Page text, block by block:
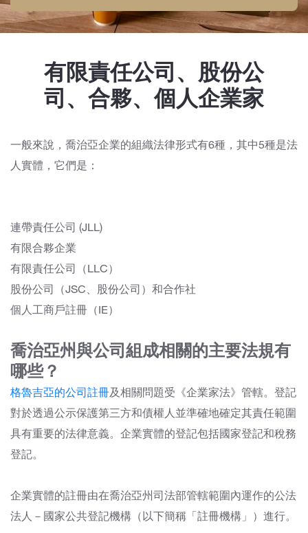
有限責任公司、股份公
司、合夥、個人企業家
一般來說，喬治亞企業的組織法律形式有6種，其中5種是法
人實體，它們是：
連帶責任公司 (JLL)
有限合夥企業
有限責任公司（LLC）
股份公司（JSC、股份公司）和合作社
個人工商戶註冊（IE）
喬治亞州與公司組成相關的主要法規有
哪些？
格魯吉亞的公司註冊及相關問題受《企業家法》管轄。登記
對於透過公示保護第三方和債權人並準確地確定其責任範圍
具有重要的法律意義。企業實體的登記包括國家登記和稅務
登記。
企業實體的註冊由在喬治亞州司法部管轄範圍內運作的公法
法人－國家公共登記機構（以下簡稱「註冊機構」）進行。